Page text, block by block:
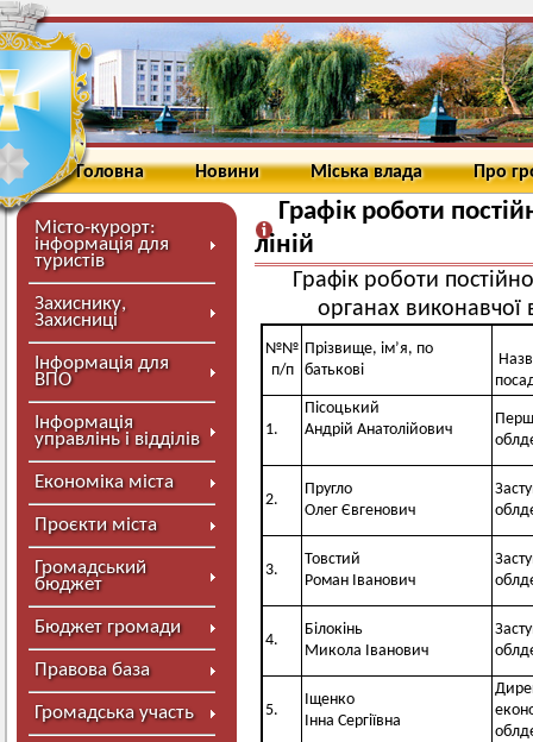
Головна Новини Міська влада Про
Місто-курорт:
інформація для
туристів
Захиснику,
Захисниці
Інформація для
ВПО
Інформація
управлінь і відділів
Економіка міста
Проєкти міста
Громадський
бюджет
Бюджет громади
Правова база
Громадська участь
Графік роботи
ліній
Графік роботи
органах
№№
п/п
Прізвище, ім’я, по
батькові
1.
Пісоцький
Андрій Анатолійович
2.
Пругло
Олег Євгенович
3.
Товстий
Роман Іванович
4.
Білокінь
Микола Іванович
5.
Іщенко
Інна Сергіївна